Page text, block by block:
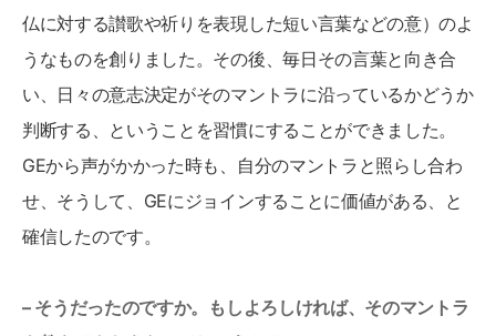
仏に対する讃歌や祈りを表現した短い言葉などの意）のよ
うなものを創りました。その後、毎日その言葉と向き合
い、日々の意志決定がそのマントラに沿っているかどうか
判断する、ということを習慣にすることができました。
GEから声がかかった時も、自分のマントラと照らし合わ
せ、そうして、GEにジョインすることに価値がある、と
確信したのです。
– そうだったのですか。もしよろしければ、そのマントラ